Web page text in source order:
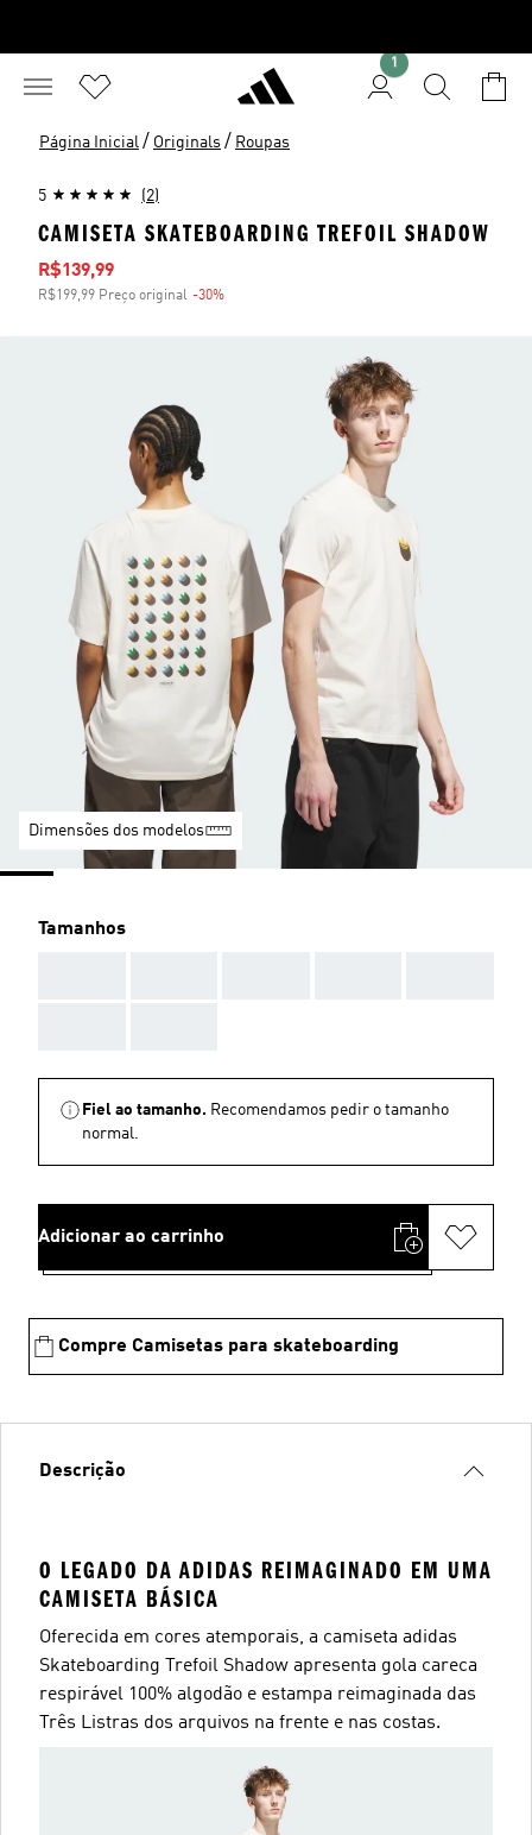
1
Página Inicial / Originals / Roupas
5 (2)
CAMISETA SKATEBOARDING TREFOIL SHADOW
Preço com desconto
R$139,99
R$199,99 Preço original -30%
Dimensões dos modelos
Tamanhos
Fiel ao tamanho. Recomendamos pedir o tamanho
normal.
Adicionar ao carrinho
Compre Camisetas para skateboarding
Descrição
O LEGADO DA ADIDAS REIMAGINADO EM UMA
CAMISETA BÁSICA
Oferecida em cores atemporais, a camiseta adidas
Skateboarding Trefoil Shadow apresenta gola careca
respirável 100% algodão e estampa reimaginada das
Três Listras dos arquivos na frente e nas costas.